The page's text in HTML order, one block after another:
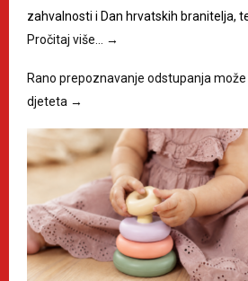
zahvalnosti i Dan hrvatskih branitelja,
Pročitaj više…
→
Rano prepoznavanje odstupanja
djeteta →